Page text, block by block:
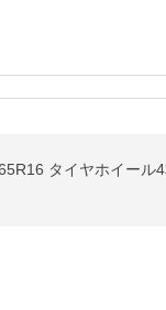
タイヤホイール4